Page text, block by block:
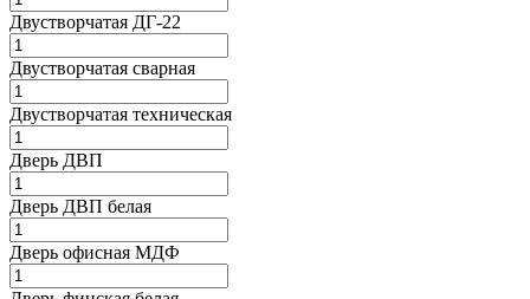
Двустворчатая ДГ-22
Двустворчатая сварная
Двустворчатая техническая
Дверь ДВП
Дверь ДВП белая
Дверь офисная МДФ